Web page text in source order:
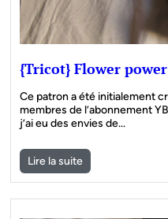
{Tricot} Flower
Ce patron a été initialement
membres de l’abonnement
j’ai eu des envies de…
Lire la suite